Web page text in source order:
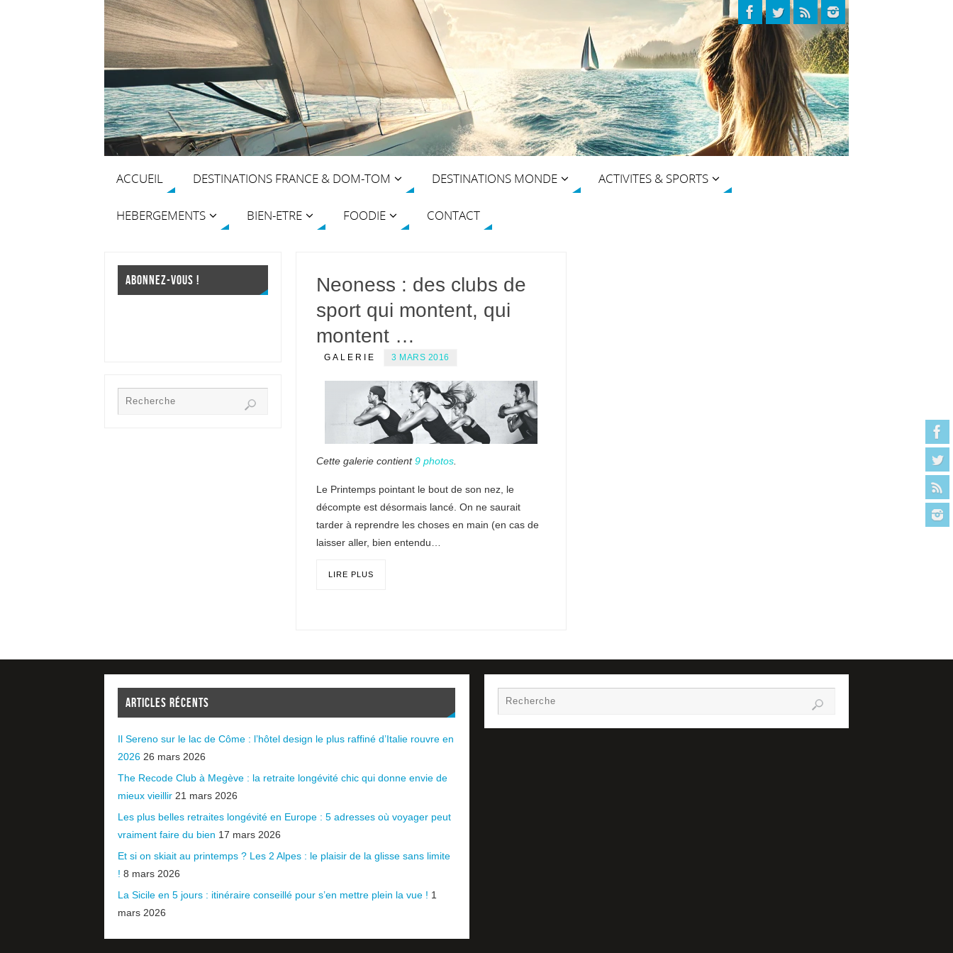
ACCUEIL DESTINATIONS FRANCE & DOM-TOM DESTINATIONS MONDE ACTIVITES & SPORTS
HEBERGEMENTS BIEN-ETRE FOODIE CONTACT
Neoness : des clubs de
sport qui montent, qui
montent …
GALERIE 3 MARS 2016
Cette galerie contient9 photos
Le Printemps pointant le bout de son nez, le
décompte est désormais lancé. On ne saurait
tarder à reprendre les choses en main (en cas de
laisser aller, bien entendu…
LIRE PLUS
ABONNEZ-VOUS !
ARTICLES RÉCENTS
Il Sereno sur le lac de Côme : l’hôtel design le plus raffiné d’Italie rouvre en
2026 26 mars 2026
The Recode Club à Megève : la retraite longévité chic qui donne envie de
mieux vieillir 21 mars 2026
Les plus belles retraites longévité en Europe : 5 adresses où voyager peut
vraiment faire du bien 17 mars 2026
Et si on skiait au printemps ? Les 2 Alpes : le plaisir de la glisse sans limite
! 8 mars 2026
La Sicile en 5 jours : itinéraire conseillé pour s’en mettre plein la vue ! 1
mars 2026